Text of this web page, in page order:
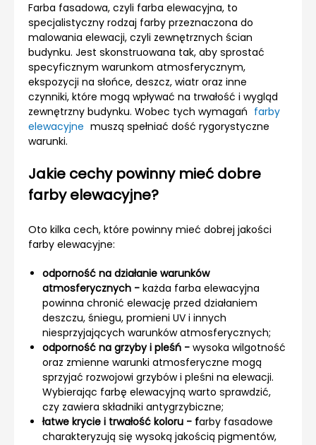
Farba fasadowa, czyli farba elewacyjna, to
specjalistyczny rodzaj farby przeznaczona do
malowania elewacji, czyli zewnętrznych ścian
budynku. Jest skonstruowana tak, aby sprostać
specyficznym warunkom atmosferycznym,
ekspozycji na słońce, deszcz, wiatr oraz inne
czynniki, które mogą wpływać na trwałość i wygląd
zewnętrzny budynku. Wobec tych wymagań farby
elewacyjne muszą spełniać dość rygorystyczne
warunki.
Jakie cechy powinny mieć dobre
farby elewacyjne?
Oto kilka cech, które powinny mieć dobrej jakości
farby elewacyjne:
odporność na działanie warunków
atmosferycznych - każda farba elewacyjna
powinna chronić elewację przed działaniem
deszczu, śniegu, promieni UV i innych
niesprzyjających warunków atmosferycznych;
odporność na grzyby i pleśń - wysoka wilgotność
oraz zmienne warunki atmosferyczne mogą
sprzyjać rozwojowi grzybów i pleśni na elewacji.
Wybierając farbę elewacyjną warto sprawdzić,
czy zawiera składniki antygrzybiczne;
łatwe krycie i trwałość koloru - farby fasadowe
charakteryzują się wysoką jakością pigmentów,